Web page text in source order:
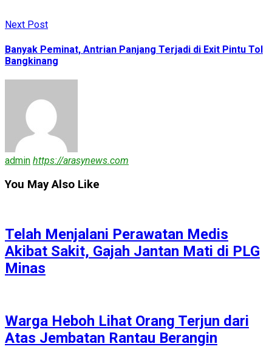
Next Post
Banyak Peminat, Antrian Panjang Terjadi di Exit Pintu Tol
Bangkinang
admin https://arasynews.com
You May Also Like
Telah Menjalani Perawatan Medis
Akibat Sakit, Gajah Jantan Mati di PLG
Minas
Warga Heboh Lihat Orang Terjun dari
Atas Jembatan Rantau Berangin